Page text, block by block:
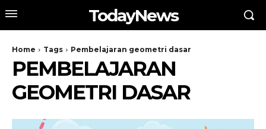
TodayNews
Home Tags Pembelajaran geometri dasar
PEMBELAJARAN
GEOMETRI DASAR